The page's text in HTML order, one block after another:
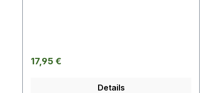
Regulärer Preis:
17,95 €
Details